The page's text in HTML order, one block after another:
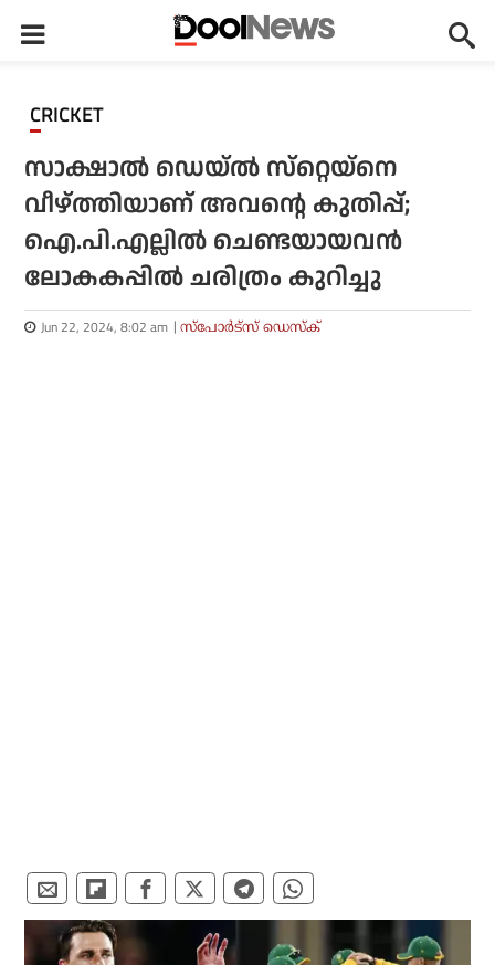
CRICKET
സാക്ഷാൽ ഡെയ്ൽ സ്‌റ്റെയ്‌നെ
വീഴ്ത്തിയാണ് അവന്റെ കുതിപ്പ്;
ഐ.പി.എല്ലിൽ ചെണ്ടയായവൻ
ലോകകപ്പിൽ ചരിത്രം കുറിച്ചു
Jun 22, 2024, 8:02 am സ്പോര്‍ട്സ് ഡെസ്‌ക്